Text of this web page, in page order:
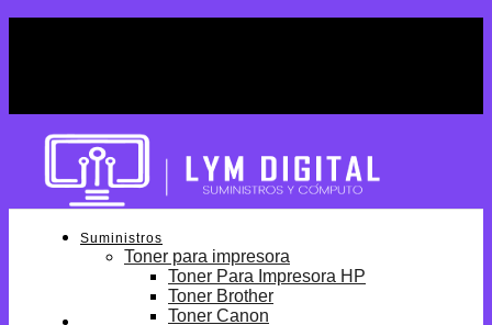
Suministros
Toner para impresora
Toner Para Impresora HP
Toner Brother
Toner Canon